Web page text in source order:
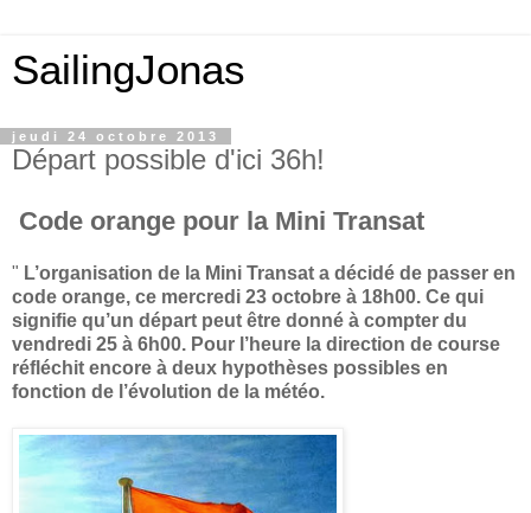
SailingJonas
jeudi 24 octobre 2013
Départ possible d'ici 36h!
Code orange pour la Mini Transat
" L’organisation de la Mini Transat a décidé de passer en
code orange, ce mercredi 23 octobre à 18h00. Ce qui
signifie qu’un départ peut être donné à compter du
vendredi 25 à 6h00. Pour l’heure la direction de course
réfléchit encore à deux hypothèses possibles en
fonction de l’évolution de la météo.